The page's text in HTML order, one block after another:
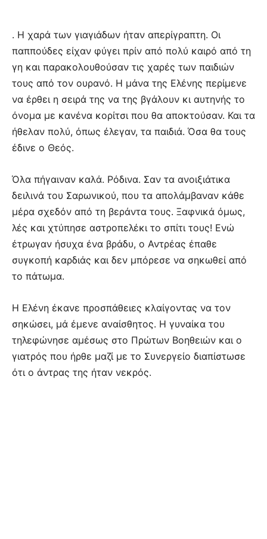
. Η χαρά των γιαγιάδων ήταν απερίγραπτη. Οι
παππούδες είχαν φύγει πρίν από πολύ καιρό από τη
γη και παρακολουθούσαν τις χαρές των παιδιών
τους από τον ουρανό. Η μάνα της Ελένης περίμενε
να έρθει η σειρά της να της βγάλουν κι αυτηνής το
όνομα με κανένα κορίτσι που θα αποκτούσαν. Και τα
ήθελαν πολύ, όπως έλεγαν, τα παιδιά. Όσα θα τους
έδινε ο Θεός.
Όλα πήγαιναν καλά. Ρόδινα. Σαν τα ανοιξιάτικα
δειλινά του Σαρωνικού, που τα απολάμβαναν κάθε
μέρα σχεδόν από τη βεράντα τους. Ξαφνικά όμως,
λές και χτύπησε αστροπελέκι το σπίτι τους! Ενώ
έτρωγαν ήσυχα ένα βράδυ, ο Αντρέας έπαθε
συγκοπή καρδιάς και δεν μπόρεσε να σηκωθεί από
το πάτωμα.
Η Ελένη έκανε προσπάθειες κλαίγοντας να τον
σηκώσει, μά έμενε αναίσθητος. Η γυναίκα του
τηλεφώνησε αμέσως στο Πρώτων Βοηθειών και ο
γιατρός που ήρθε μαζί με το Συνεργείο διαπίστωσε
ότι ο άντρας της ήταν νεκρός.